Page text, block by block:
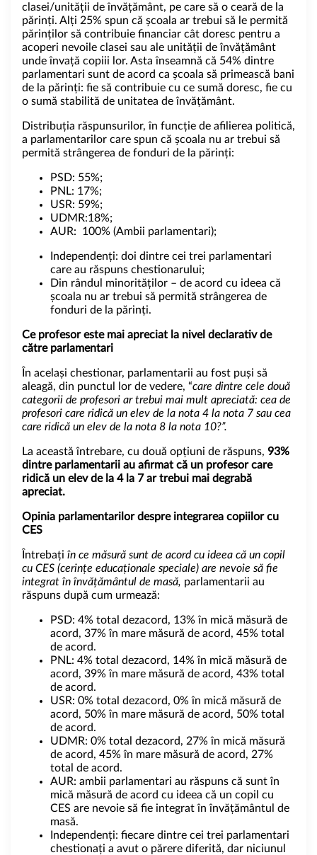
clasei/unității de învățământ, pe care să o ceară de la
părinți. Alți 25% spun că școala ar trebui să le permită
părinților să contribuie financiar cât doresc pentru a
acoperi nevoile clasei sau ale unității de învățământ
unde învață copiii lor. Asta înseamnă că 54% dintre
parlamentari sunt de acord ca școala să primească bani
de la părinți: fie să contribuie cu ce sumă doresc, fie cu
o sumă stabilită de unitatea de învățământ.
Distribuția răspunsurilor, în funcție de afilierea politică,
a parlamentarilor care spun că școala nu ar trebui să
permită strângerea de fonduri de la părinți:
PSD: 55%;
PNL: 17%;
USR: 59%;
UDMR:18%;
AUR: 100% (Ambii parlamentari);
Independenți: doi dintre cei trei parlamentari
care au răspuns chestionarului;
Din rândul minorităților – de acord cu ideea că
școala nu ar trebui să permită strângerea de
fonduri de la părinți.
Ce profesor este mai apreciat la nivel declarativ de
către parlamentari
În același chestionar, parlamentarii au fost puși să
aleagă, din punctul lor de vedere, “care dintre cele două
categorii de profesori ar trebui mai mult apreciată: cea de
profesori care ridică un elev de la nota 4 la nota 7 sau cea
care ridică un elev de la nota 8 la nota 10?”.
La această întrebare, cu două opțiuni de răspuns, 93%
dintre parlamentarii au afirmat că un profesor care
ridică un elev de la 4 la 7 ar trebui mai degrabă
apreciat.
Opinia parlamentarilor despre integrarea copiilor cu
CES
Întrebați în ce măsură sunt de acord cu ideea că un copil
cu CES (cerințe educaționale speciale) are nevoie să fie
integrat în învățământul de masă, parlamentarii au
răspuns după cum urmează:
PSD: 4% total dezacord, 13% în mică măsură de
acord, 37% în mare măsură de acord, 45% total
de acord.
PNL: 4% total dezacord, 14% în mică măsură de
acord, 39% în mare măsură de acord, 43% total
de acord.
USR: 0% total dezacord, 0% în mică măsură de
acord, 50% în mare măsură de acord, 50% total
de acord.
UDMR: 0% total dezacord, 27% în mică măsură
de acord, 45% în mare măsură de acord, 27%
total de acord.
AUR: ambii parlamentari au răspuns că sunt în
mică măsură de acord cu ideea că un copil cu
CES are nevoie să fie integrat în învățământul de
masă.
Independenți: fiecare dintre cei trei parlamentari
chestionați a avut o părere diferită, dar niciunul